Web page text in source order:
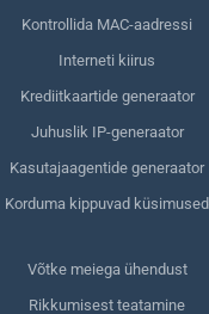
Kontrollida MAC-aadressi
Interneti kiirus
Krediitkaartide generaator
Juhuslik IP-generaator
Kasutajaagentide generaator
Korduma kippuvad küsimused
Võtke meiega ühendust
Rikkumisest teatamine